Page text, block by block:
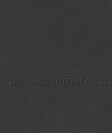
Liens commerciaux